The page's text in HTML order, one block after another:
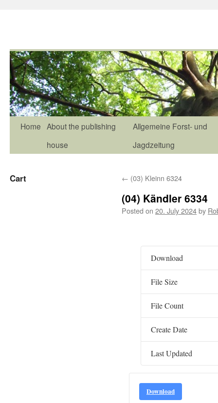
Home About the publishing
house
Allgemeine Forst- und
Jagdzeitung
← (03) Kleinn 6324
(04) Kändler 6334
Posted on 20. July 2024by
Download
File Size
File Count
Create Date
Last Updated
Download
Cart